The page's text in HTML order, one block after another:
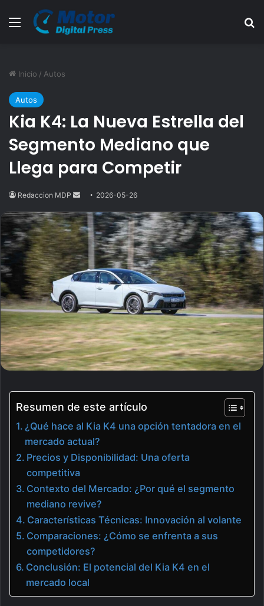
Menú
Inicio / Autos
Autos
Kia K4: La Nueva Estrella del
Segmento Mediano que
Llega para Competir
Redaccion MDP
Send
email
2026-05-26
Resumen de este artículo
¿Qué hace al Kia K4 una opción tentadora en el
mercado actual?
Precios y Disponibilidad: Una oferta
competitiva
Contexto del Mercado: ¿Por qué el segmento
mediano revive?
Características Técnicas: Innovación al volante
Comparaciones: ¿Cómo se enfrenta a sus
competidores?
Conclusión: El potencial del Kia K4 en el
mercado local